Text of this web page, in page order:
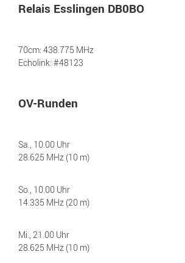
Relais Esslingen DB0BO
70cm: 438.775 MHz
Echolink: #48123
OV-Runden
Sa., 10.00 Uhr
28.625 MHz (10 m)
So., 10.00 Uhr
14.335 MHz (20 m)
Mi., 21.00 Uhr
28.625 MHz (10 m)